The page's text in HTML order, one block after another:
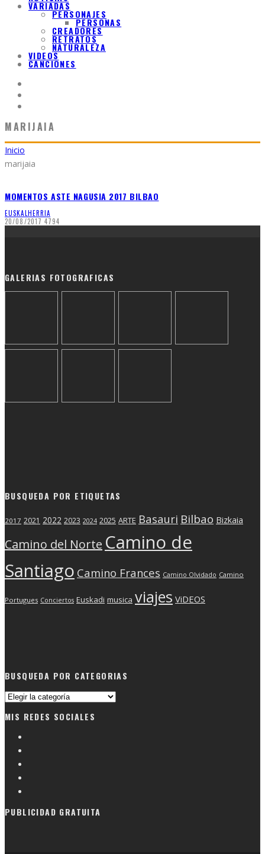
VARIADAS
PERSONAJES
PERSONAS
CREADORES
RETRATOS
NATURALEZA
VIDEOS
CANCIONES
MARIJAIA
Inicio
marijaia
MOMENTOS ASTE NAGUSIA 2017 BILBAO
EUSKALHERRIA
20/08/2017 4794
GALERIAS FOTOGRAFICAS
BUSQUEDA POR ETIQUETAS
2017 2021 2022 2023 2024 2025 ARTE Basauri Bilbao Bizkaia
Camino del Norte Camino de
Santiago Camino Frances Camino Olvidado Camino
Portugues Conciertos Euskadi musica viajes ViDEOS
BUSQUEDA POR CATEGORIAS
Busqueda
categorias
MIS REDES SOCIALES
PUBLICIDAD GRATUITA